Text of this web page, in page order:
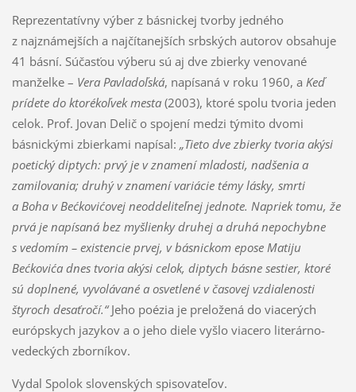
Reprezentatívny výber z básnickej tvorby jedného
z najznámejších a najčítanejších srbských autorov obsahuje
41 básní. Súčasťou výberu sú aj dve zbierky venované
manželke – Vera Pavladoľská, napísaná v roku 1960, a Keď
prídete do ktorékoľvek mesta(2003), ktoré spolu tvoria jeden
celok. Prof. Jovan Delič o spojení medzi týmito dvomi
básnickými zbierkami napísal: „Tieto dve zbierky tvoria akýsi
poetický diptych: prvý je v znamení mladosti, nadšenia a
zamilovania; druhý v znamení variácie témy lásky, smrti
a Boha v Bećkovićovej neoddeliteľnej jednote. Napriek tomu, že
prvá je napísaná bez myšlienky druhej a druhá nepochybne
s vedomím – existencie prvej, v básnickom epose Matiju
Bećkovića dnes tvoria akýsi celok, diptych básne sestier, ktoré
sú doplnené, vyvolávané a osvetlené v časovej vzdialenosti
štyroch desaťročí.“Jeho poézia je preložená do viacerých
európskych jazykov a o jeho diele vyšlo viacero literárno-
vedeckých zborníkov.
Vydal Spolok slovenských spisovateľov.